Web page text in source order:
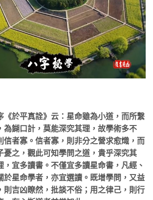
《於平真詮》云：星命雖為小道，而所繫
為餬口計，莫能深究其理，故學術多不
信者寡。信者寡，則非分之營求愈熾，而
憂之，觀此可知學問之道，貴乎深究其
宜多讀書。不僅宜多讀星命書，凡經、
於星命學者，亦宜選讀。既增學問，又益
則吉凶瞭然，批談不俗；用之律己，則行